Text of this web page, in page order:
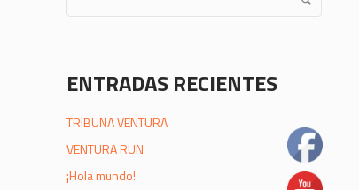
ENTRADAS RECIENTES
TRIBUNA VENTURA
VENTURA RUN
¡Hola mundo!